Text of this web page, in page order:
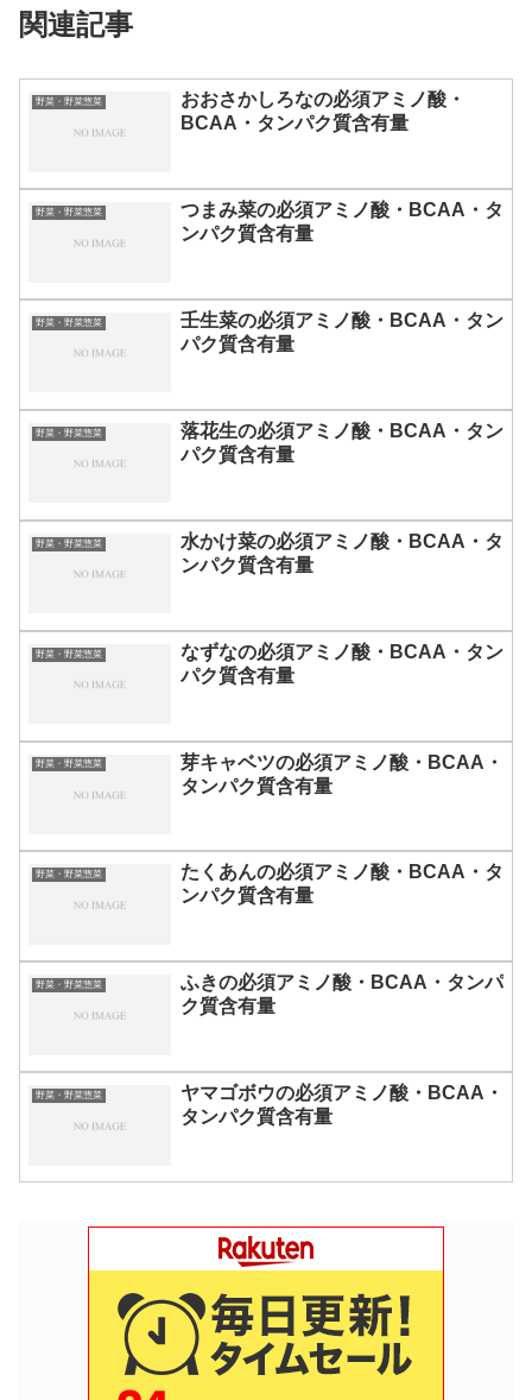
関連記事
野菜・野菜惣菜
おおさかしろなの必須アミノ酸・
BCAA・タンパク質含有量
野菜・野菜惣菜
つまみ菜の必須アミノ酸・BCAA・タ
ンパク質含有量
野菜・野菜惣菜
壬生菜の必須アミノ酸・BCAA・タン
パク質含有量
野菜・野菜惣菜
落花生の必須アミノ酸・BCAA・タン
パク質含有量
野菜・野菜惣菜
水かけ菜の必須アミノ酸・BCAA・タ
ンパク質含有量
野菜・野菜惣菜
なずなの必須アミノ酸・BCAA・タン
パク質含有量
野菜・野菜惣菜
芽キャベツの必須アミノ酸・BCAA・
タンパク質含有量
野菜・野菜惣菜
たくあんの必須アミノ酸・BCAA・タ
ンパク質含有量
野菜・野菜惣菜
ふきの必須アミノ酸・BCAA・タンパ
ク質含有量
野菜・野菜惣菜
ヤマゴボウの必須アミノ酸・BCAA・
タンパク質含有量